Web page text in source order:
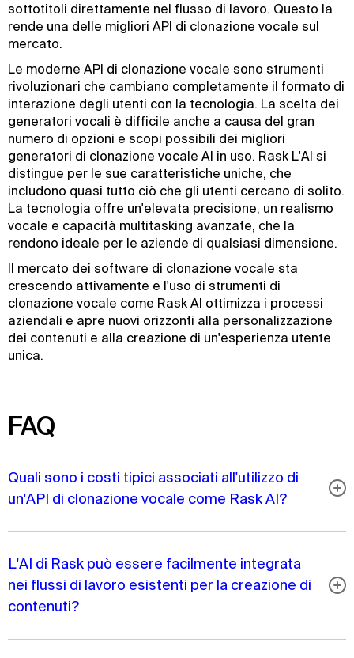
sottotitoli direttamente nel flusso di lavoro. Questo la
rende una delle migliori API di clonazione vocale sul
mercato.
Le moderne API di clonazione vocale sono strumenti
rivoluzionari che cambiano completamente il formato di
interazione degli utenti con la tecnologia. La scelta dei
generatori vocali è difficile anche a causa del gran
numero di opzioni e scopi possibili dei migliori
generatori di clonazione vocale AI in uso. Rask L'AI si
distingue per le sue caratteristiche uniche, che
includono quasi tutto ciò che gli utenti cercano di solito.
La tecnologia offre un'elevata precisione, un realismo
vocale e capacità multitasking avanzate, che la
rendono ideale per le aziende di qualsiasi dimensione.
Il mercato dei software di clonazione vocale sta
crescendo attivamente e l'uso di strumenti di
clonazione vocale come Rask AI ottimizza i processi
aziendali e apre nuovi orizzonti alla personalizzazione
dei contenuti e alla creazione di un'esperienza utente
unica.
FAQ
Quali sono i costi tipici associati all'utilizzo di
un'API di clonazione vocale come Rask AI?
L'AI di Rask può essere facilmente integrata
nei flussi di lavoro esistenti per la creazione di
contenuti?